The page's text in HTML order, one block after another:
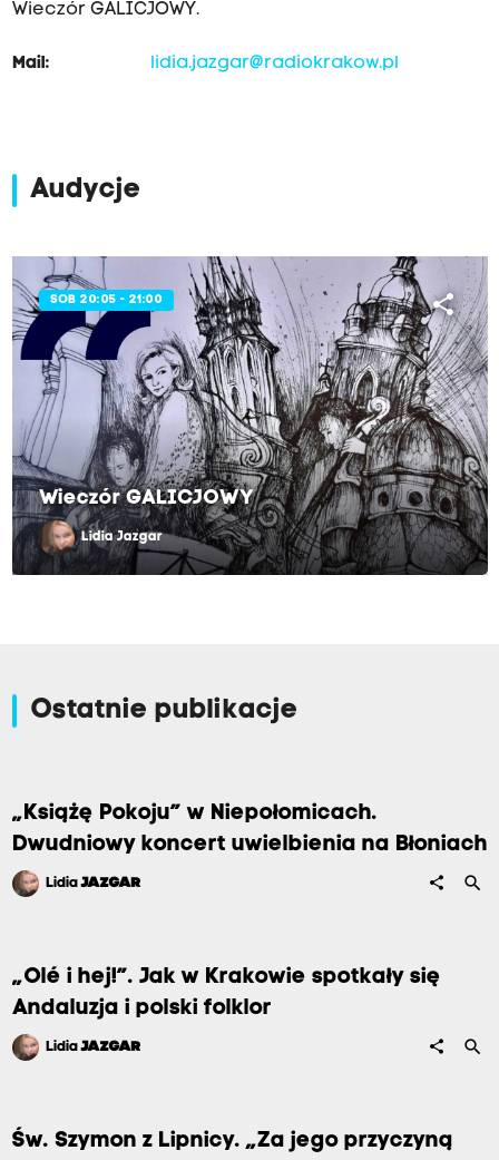
Wieczór GALICJOWY.
Mail: lidia.jazgar@radiokrakow.pl
Audycje
SOB 20:05 - 21:00 share
Wieczór GALICJOWY
Lidia Jazgar
Ostatnie publikacje
„Książę Pokoju” w Niepołomicach.
Dwudniowy koncert uwielbienia na Błoniach
LidiaJAZGAR share search
„Olé i hej!”. Jak w Krakowie spotkały się
Andaluzja i polski folklor
LidiaJAZGAR share search
Św. Szymon z Lipnicy. „Za jego przyczyną